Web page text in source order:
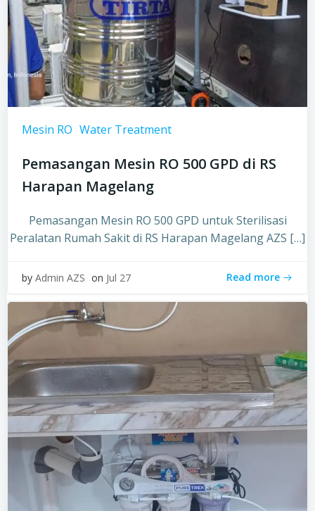
Mesin RO Water Treatment
Pemasangan Mesin RO 500 GPD di RS
Harapan Magelang
Pemasangan Mesin RO 500 GPD untuk Sterilisasi
Peralatan Rumah Sakit di RS Harapan Magelang AZS […]
by Admin AZS on Jul 27 Read more